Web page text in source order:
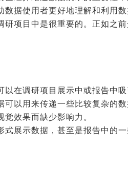
据使用者更好地理解和利用
项目中是很重要的。正如之
在调研项目展示中或报告中
以用来传递一些比较复杂的
效果而缺少影响力。
展示数据，甚至是报告中的一